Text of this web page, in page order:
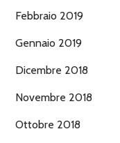
Febbraio 2019
Gennaio 2019
Dicembre 2018
Novembre 2018
Ottobre 2018